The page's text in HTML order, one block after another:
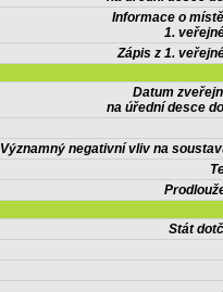
Informace o
1.
Zápis z 1.
Datum
na úřední desce
Významný negativní vliv na
Stát